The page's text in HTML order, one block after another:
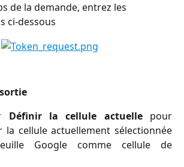
de la demande, entrez les
ci-dessous
Définir la cellule actuellepour
la cellule actuellement sélectionnée
Google comme cellule de